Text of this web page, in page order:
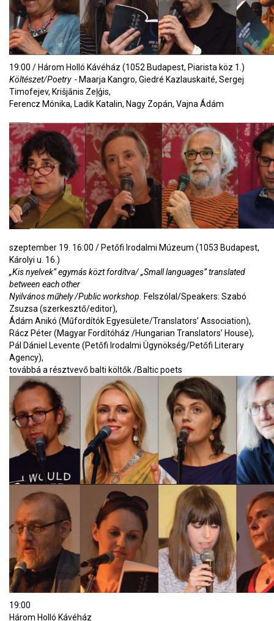
19:00 / Három Holló Kávéház (1052 Budapest, Piarista köz 1.)
Költészet/Poetry - Maarja Kangro, Giedré Kazlauskaité, Sergej
Timofejev, Krišjānis Zeļģis,
Ferencz Mónika, Ladik Katalin, Nagy Zopán, Vajna Ádám
szeptember 19. 16:00 / Petőfi Irodalmi Múzeum (1053 Budapest,
Károlyi u. 16.)
„Kis nyelvek” egymás közt fordítva/„Small languages” translated
between each other
Nyilvános műhely /Public workshop. Felszólal/Speakers: Szabó
Zsuzsa (szerkesztő/editor),
Ádám Anikó (Műfordítók Egyesülete/Translators’ Association),
Rácz Péter (Magyar Fordítóház /Hungarian Translators’ House),
Pál Dániel Levente (Petőfi Irodalmi Ügynökség/Petőfi Literary
Agency),
továbbá a résztvevő balti költők /Baltic poets
19:00
Három Holló Kávéház